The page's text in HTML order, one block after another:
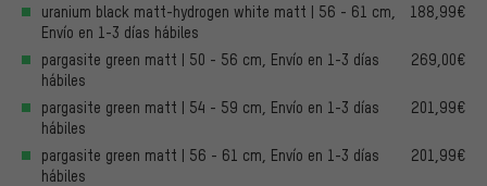
uranium black matt-hydrogen white matt | 56 - 61 cm,
Envío en 1-3 días hábiles
188,99€
pargasite green matt | 50 - 56 cm, Envío en 1-3 días
hábiles
269,00€
pargasite green matt | 54 - 59 cm, Envío en 1-3 días
hábiles
201,99€
pargasite green matt | 56 - 61 cm, Envío en 1-3 días
hábiles
201,99€